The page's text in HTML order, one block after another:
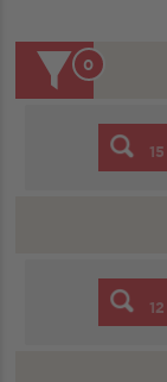
0
15
12